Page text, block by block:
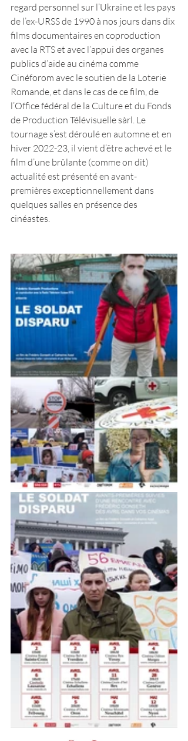
regard personnel sur l’Ukraine et les pays
de l’ex-URSS de 1990 à nos jours dans dix
films documentaires en coproduction
avec la RTS et avec l’appui des organes
publics d’aide au cinéma comme
Cinéforom avec le soutien de la Loterie
Romande, et dans le cas de ce film, de
l’Office fédéral de la Culture et du Fonds
de Production Télévisuelle sàrl. Le
tournage s’est déroulé en automne et en
hiver 2022-23, il vient d’être achevé et le
film d’une brûlante (comme on dit)
actualité est présenté en avant-
premières exceptionnellement dans
quelques salles en présence des
cinéastes.